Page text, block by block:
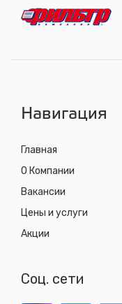
Навигация
Главная
О Компании
Вакансии
Цены и услуги
Акции
Соц. сети